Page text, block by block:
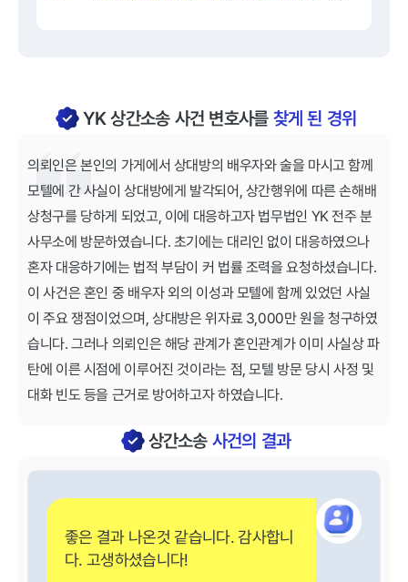
YK 상간소송 사건 변호사를 찾게 된 경위
의뢰인은 본인의 가게에서 상대방의 배우자와 술을 마시고 함께
모텔에 간 사실이 상대방에게 발각되어, 상간행위에 따른 손해배
상청구를 당하게 되었고, 이에 대응하고자 법무법인 YK 전주 분
사무소에 방문하였습니다. 초기에는 대리인 없이 대응하였으나
혼자 대응하기에는 법적 부담이 커 법률 조력을 요청하셨습니다.
이 사건은 혼인 중 배우자 외의 이성과 모텔에 함께 있었던 사실
이 주요 쟁점이었으며, 상대방은 위자료 3,000만 원을 청구하였
습니다. 그러나 의뢰인은 해당 관계가 혼인관계가 이미 사실상 파
탄에 이른 시점에 이루어진 것이라는 점, 모텔 방문 당시 사정 및
대화 빈도 등을 근거로 방어하고자 하였습니다.
상간소송사건의 결과
좋은 결과 나온것 같습니다. 감사합니
다. 고생하셨습니다!